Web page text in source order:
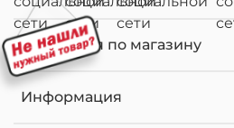
Навигация по магазину
Информация